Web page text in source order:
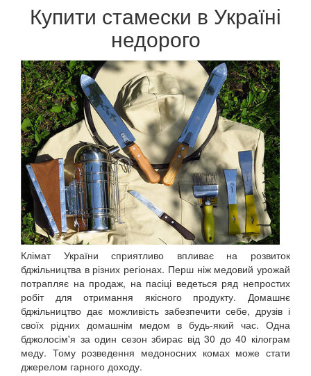
Купити стамески в Україні
недорого
Клімат України сприятливо впливає на розвиток
бджільництва в різних регіонах. Перш ніж медовий урожай
потрапляє на продаж, на пасіці ведеться ряд непростих
робіт для отримання якісного продукту. Домашнє
бджільництво дає можливість забезпечити себе, друзів і
своїх рідних домашнім медом в будь-який час. Одна
бджолосім'я за один сезон збирає від 30 до 40 кілограм
меду. Тому розведення медоносних комах може стати
джерелом гарного доходу.